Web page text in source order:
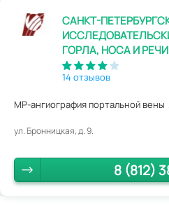
САНКТ-
ГОРЛА, НОСА И РЕЧИ
14 отзывов
МР-ангиография портальной вены
ул. Бронницкая, д. 9.
8 (812)